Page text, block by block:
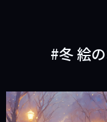
冬 絵